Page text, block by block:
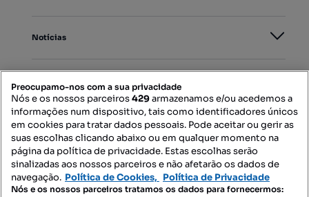
Notícias
Mapa do Site
Contacte-nos
Preocupamo-nos com a sua privacidade
Nós e os nossos parceiros429armazenamos e/ou acedemos a
informações num dispositivo, tais como identificadores únicos
em cookies para tratar dados pessoais. Pode aceitar ou gerir as
suas escolhas clicando abaixo ou em qualquer momento na
página da política de privacidade. Estas escolhas serão
sinalizadas aos nossos parceiros e não afetarão os dados de
navegação. Política de Cookies, Política de Privacidade
Nós e os nossos parceiros tratamos os dados para fornecermos: